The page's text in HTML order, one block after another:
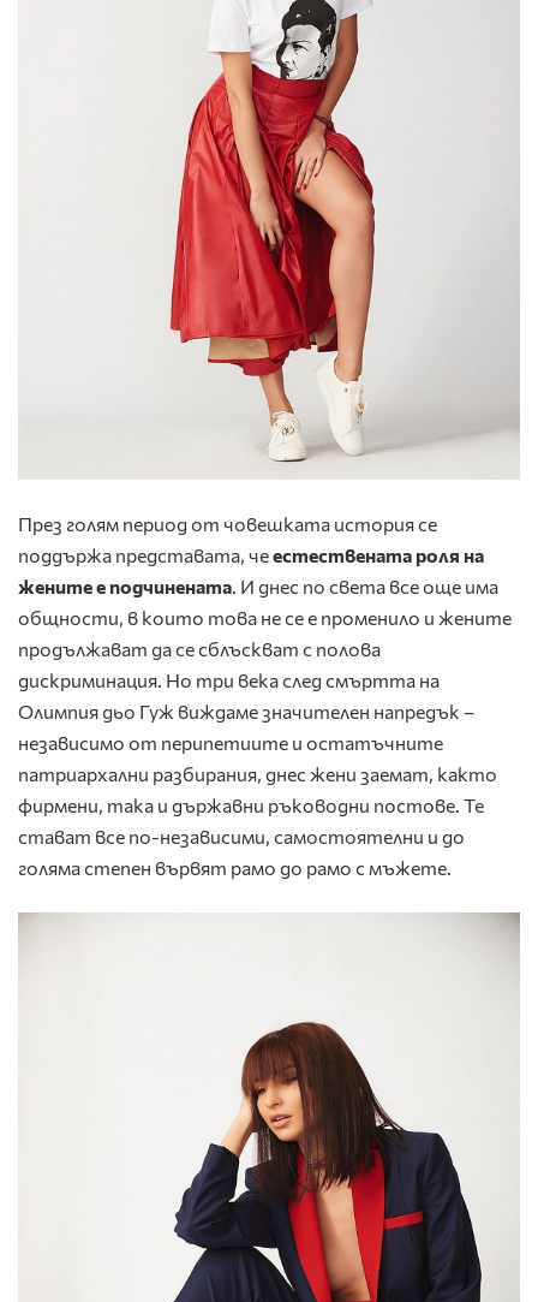
През голям период от човешката история се
поддържа представата, чеестествената роля на
жените е подчинената. И днес по света все още има
общности, в които това не се е променило и жените
продължават да се сблъскват с полова
дискриминация. Но три века след смъртта на
Олимпия дьо Гуж виждаме значителен напредък –
независимо от перипетиите и остатъчните
патриархални разбирания, днес жени заемат, както
фирмени, така и държавни ръководни постове. Те
стават все по-независими, самостоятелни и до
голяма степен вървят рамо до рамо с мъжете.